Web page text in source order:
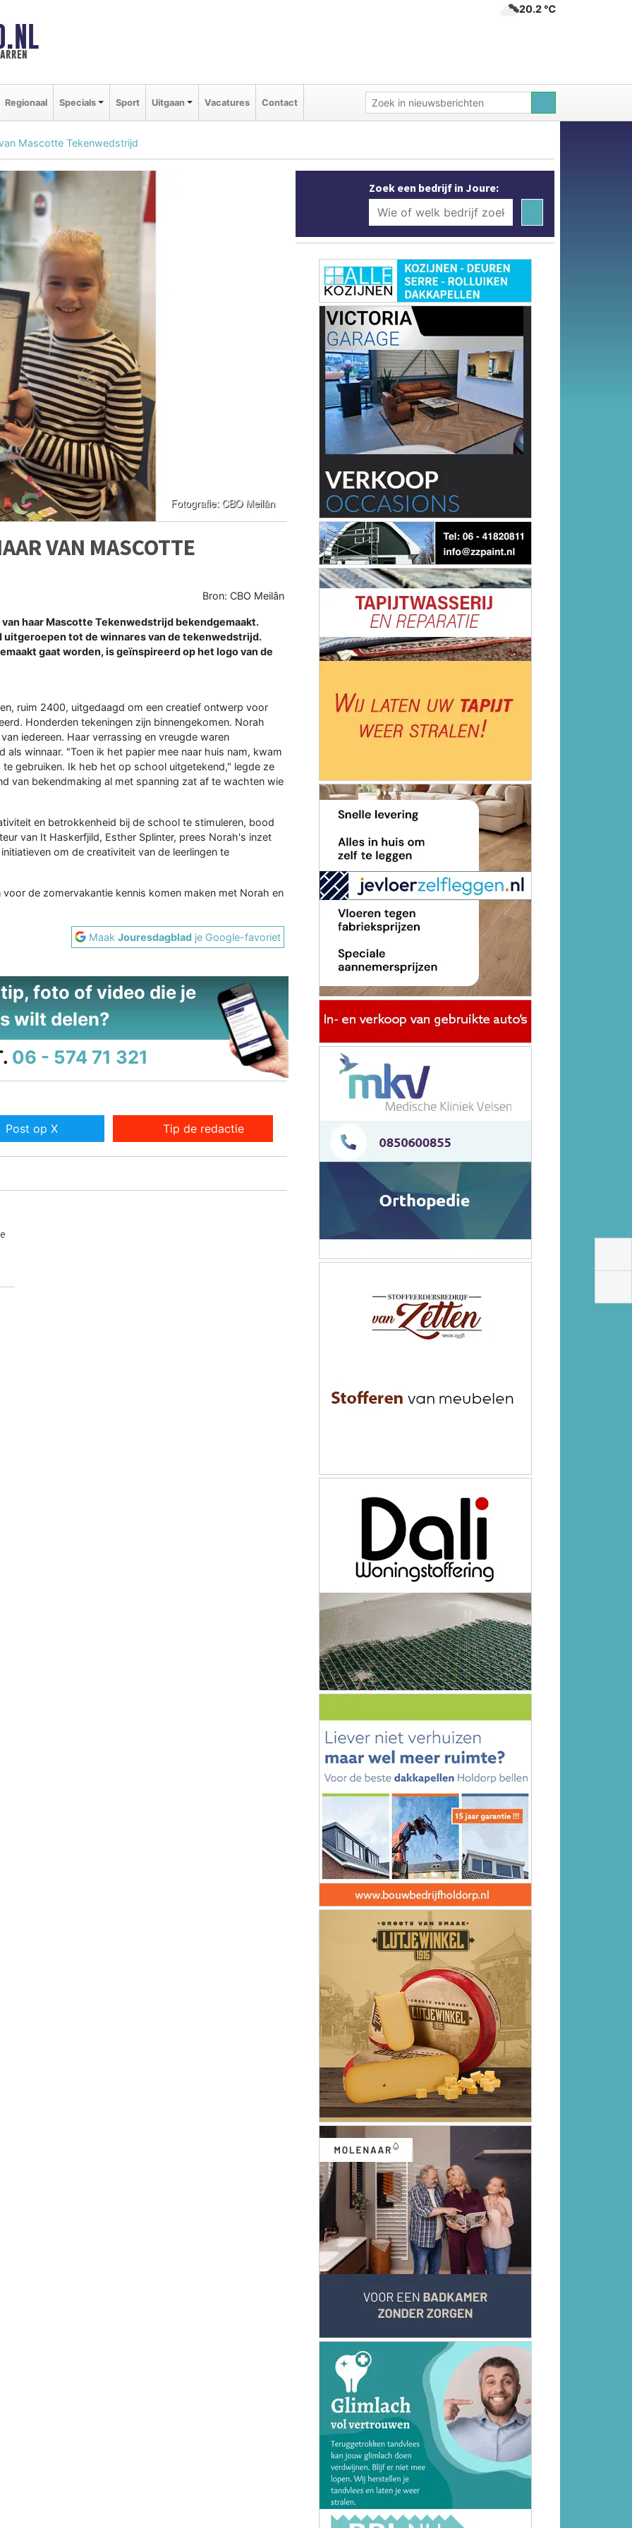
20.2 ℃
Regionaal Specials Sport Uitgaan Vacatures Contact
Mascotte Tekenwedstrijd
VAN MASCOTTE
Bron: CBO Meilân
haar Mascotte Tekenwedstrijd bekendgemaakt.
uitgeroepen tot de winnares van de tekenwedstrijd.
gaat worden, is geïnspireerd op het logo van de
ruim 2400, uitgedaagd om een creatief ontwerp voor
Honderden tekeningen zijn binnengekomen. Norah
iedereen. Haar verrassing en vreugde waren
winnaar. "Toen ik het papier mee naar huis nam, kwam
gebruiken. Ik heb het op school uitgetekend," legde ze
van bekendmaking al met spanning zat af te wachten wie
en betrokkenheid bij de school te stimuleren, bood
van It Haskerfjild, Esther Splinter, prees Norah's inzet
om de creativiteit van de leerlingen te
de zomervakantie kennis komen maken met Norah en
MaakJouresdagblad je Google-favoriet
foto of video die je
wilt delen?
06 - 574 71 321
Post op X Tip de redactie
Zoek een bedrijf in Joure: